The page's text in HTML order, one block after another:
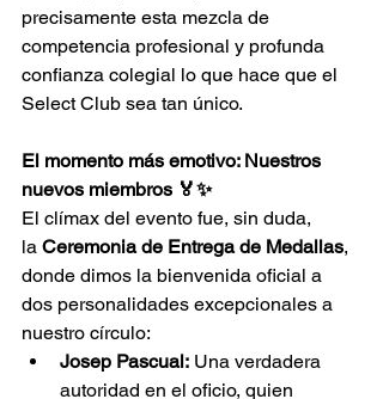
precisamente esta mezcla de
competencia profesional y profunda
confianza colegial lo que hace que el
Select Club sea tan único.
El momento más emotivo: Nuestros
nuevos miembros 🏅✨
El clímax del evento fue, sin duda,
la Ceremonia de Entrega de Medallas,
donde dimos la bienvenida oficial a
dos personalidades excepcionales a
nuestro círculo:
Josep Pascual: Una verdadera
autoridad en el oficio, quien